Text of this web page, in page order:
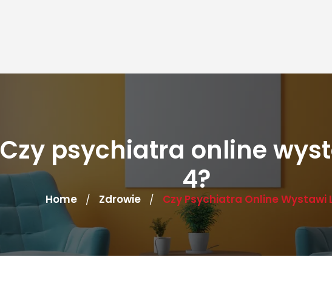
Czy psychiatra online
4?
Home / Zdrowie / Czy Psychiatra Online Wystawi